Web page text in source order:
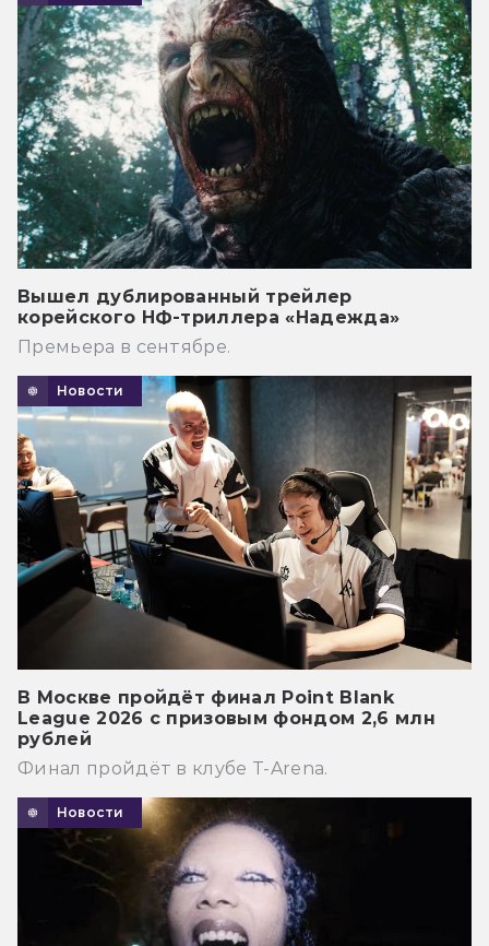
Вышел дублированный трейлер
корейского НФ-триллера «Надежда»
Премьера в сентябре.
Новости
В Москве пройдёт финал Point Blank
League 2026 с призовым фондом 2,6 млн
рублей
Финал пройдёт в клубе T-Arena.
Новости